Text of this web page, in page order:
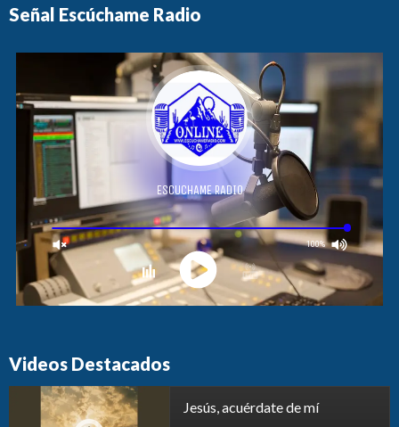
Señal Escúchame Radio
Videos Destacados
Jesús, acuérdate de mí